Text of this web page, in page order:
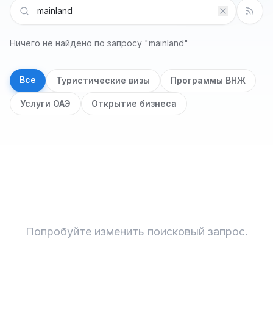
Ничего не найдено по запросу "mainland"
Все Туристические визы Программы ВНЖ
Услуги ОАЭ Открытие бизнеса
Попробуйте изменить поисковый запрос.